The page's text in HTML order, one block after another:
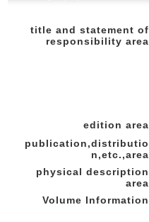
title and statement of
responsibility area
edition area
publication,distributio
n,etc.,area
physical description
area
Volume Information